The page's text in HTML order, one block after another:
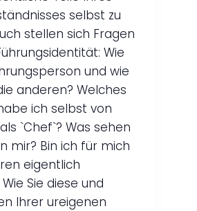
selbst zu
stellen sich Fragen
Wie
und wie
anderen? Welches
ich selbst von
`Chef`? Was sehen
mir? Bin ich für mich
eigentlich
Sie diese und
Ihrer ureigenen